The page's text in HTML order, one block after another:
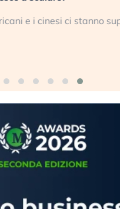
e i cinesi ci stanno